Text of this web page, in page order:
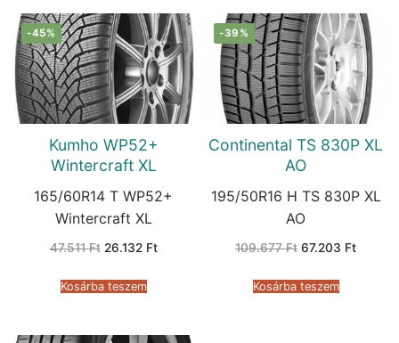
-45%
Kumho WP52+
Wintercraft XL
165/60R14 T WP52+
Wintercraft XL
47.511Ft Original
47.511 Ft.
26.132 FtCurrent
Kosárba teszem
-39%
Continental TS 830P XL
AO
195/50R16 H TS 830P XL
AO
109.677Ft Original
109.677 Ft.
67.203 FtCurrent
Kosárba teszem